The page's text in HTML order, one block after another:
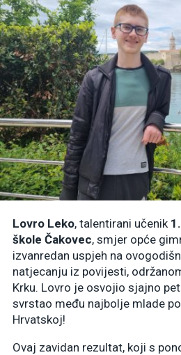
Lovro Leko, talentirani učenik
škole Čakovec, smjer opće
izvanredan uspjeh na
natjecanju iz povijesti,
Krku. Lovro je osvojio sjajno
svrstao među najbolje mlade
Hrvatskoj!
Ovaj zavidan rezultat, koji s